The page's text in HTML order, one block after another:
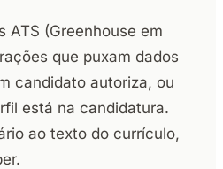
ATS (Greenhouse em
que puxam dados
candidato autoriza, ou
está na candidatura.
ao texto do currículo,